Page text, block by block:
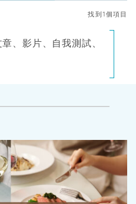
找到1個項目
、影片、自我測試、